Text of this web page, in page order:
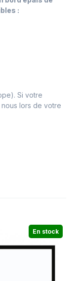
:
Si votre
lors de votre
En stock